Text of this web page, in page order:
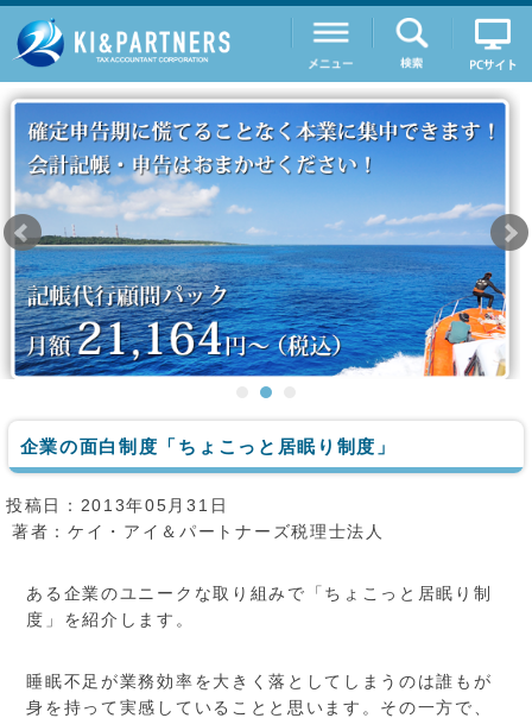
企業の面白制度「ちょこっと居眠り制度」
投稿日：2013年05月31日
著者：ケイ・アイ＆パートナーズ税理士法人
ある企業のユニークな取り組みで「ちょこっと居眠り制
度」を紹介します。
睡眠不足が業務効率を大きく落としてしまうのは誰もが
身を持って実感していることと思います。その一方で、